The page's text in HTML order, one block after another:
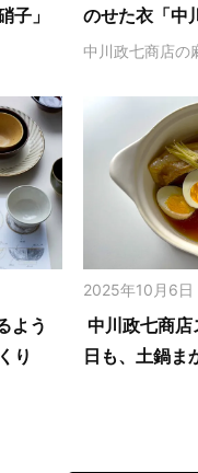
子」
のせた衣「中
中川政七商店の
よう
り
2025年10月6日
中川政七商
日も、土鍋ま